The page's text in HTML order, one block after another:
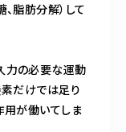
脂肪分解）して
力の必要な運動
素だけでは足り
用が働いてしま